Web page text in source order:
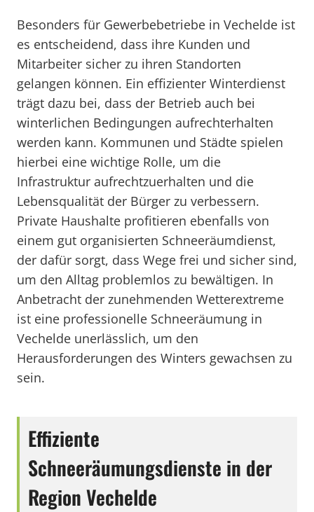
Besonders für Gewerbebetriebe in Vechelde ist
es entscheidend, dass ihre Kunden und
Mitarbeiter sicher zu ihren Standorten
gelangen können. Ein effizienter Winterdienst
trägt dazu bei, dass der Betrieb auch bei
winterlichen Bedingungen aufrechterhalten
werden kann. Kommunen und Städte spielen
hierbei eine wichtige Rolle, um die
Infrastruktur aufrechtzuerhalten und die
Lebensqualität der Bürger zu verbessern.
Private Haushalte profitieren ebenfalls von
einem gut organisierten Schneeräumdienst,
der dafür sorgt, dass Wege frei und sicher sind,
um den Alltag problemlos zu bewältigen. In
Anbetracht der zunehmenden Wetterextreme
ist eine professionelle Schneeräumung in
Vechelde unerlässlich, um den
Herausforderungen des Winters gewachsen zu
sein.
Effiziente
Schneeräumungsdienste in der
Region Vechelde